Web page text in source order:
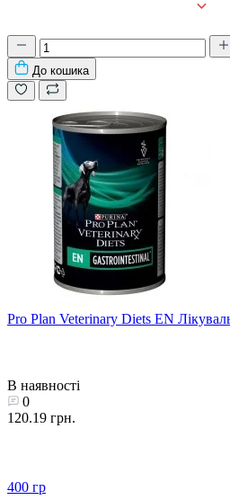
До кошика
Pro Plan Veterinary Diets EN
В наявності
0
120.19 грн.
400 гр